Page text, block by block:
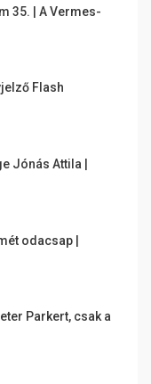
35. | A Vermes-
Flash
Jónás Attila |
odacsap |
Parkert, csak a